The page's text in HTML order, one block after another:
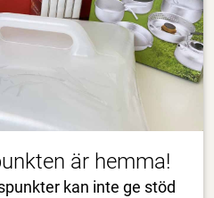
är hemma!
kan inte ge stöd